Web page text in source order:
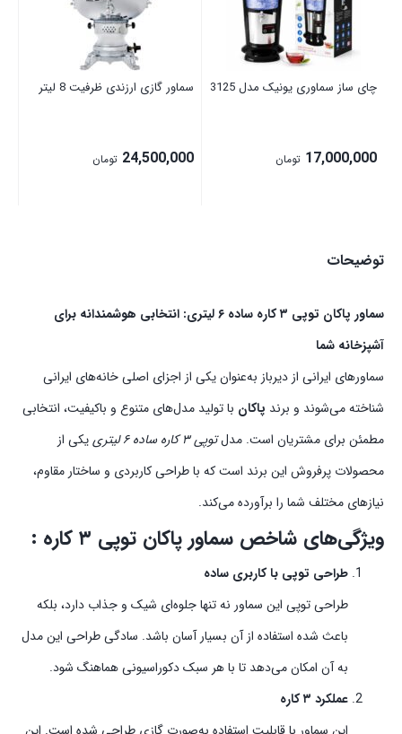
چای ساز سماوری یونیک مدل 3125
17,000,000 تومان
سماور گازی ارزندی ظرفیت 8 لیتر
24,500,000 تومان
توضیحات
سماور پاکان توپی ۳ کاره ساده ۶ لیتری: انتخابی هوشمندانه برای
آشپزخانه شما
سماورهای ایرانی از دیرباز به‌عنوان یکی از اجزای اصلی خانه‌های ایرانی
شناخته می‌شوند و برند پاکان با تولید مدل‌های متنوع و باکیفیت، انتخابی
مطمئن برای مشتریان است. مدلتوپی ۳ کاره ساده ۶ لیتری
یکی از
محصولات پرفروش این برند است که با طراحی کاربردی و ساختار مقاوم،
نیازهای مختلف شما را برآورده می‌کند.
ویژگی‌های شاخص سماور پاکان توپی ۳ کاره :
طراحی توپی با کاربری ساده
طراحی توپی این سماور نه تنها جلوه‌ای شیک و جذاب دارد، بلکه
باعث شده استفاده از آن بسیار آسان باشد. سادگی طراحی این مدل
به آن امکان می‌دهد تا با هر سبک دکوراسیونی هماهنگ شود.
عملکرد ۳ کاره